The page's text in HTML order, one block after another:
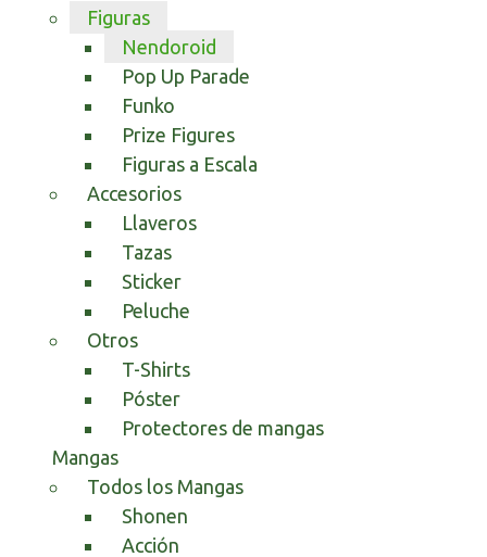
Figuras
Nendoroid
Pop Up Parade
Funko
Prize Figures
Figuras a Escala
Accesorios
Llaveros
Tazas
Sticker
Peluche
Otros
T-Shirts
Póster
Protectores de mangas
Mangas
Todos los Mangas
Shonen
Acción